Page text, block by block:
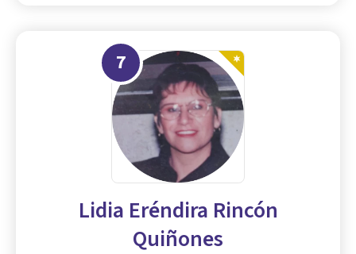
7
Lidia Eréndira Rincón
Quiñones